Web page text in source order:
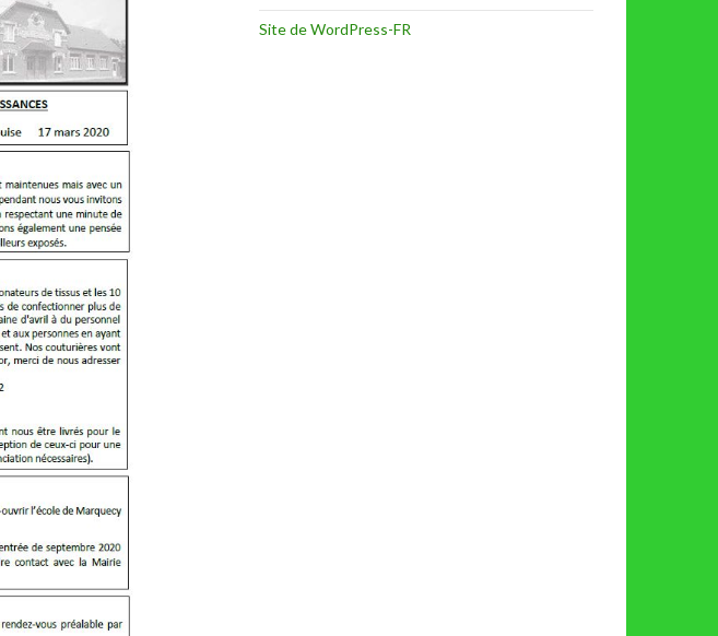
Site de WordPress-FR